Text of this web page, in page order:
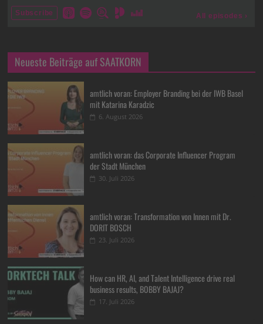
Neueste Beiträge auf SAATKORN
amtlich voran: Employer Branding bei der IWB Basel
mit Katarina Karadzic
6. August 2026
amtlich voran: das Corporate Influencer Program
der Stadt München
30. Juli 2026
amtlich voran: Transformation von Innen mit Dr.
DORIT BOSCH
23. Juli 2026
How can HR, AI, and Talent Intelligence drive real
business results, BOBBY BAJAJ?
17. Juli 2026